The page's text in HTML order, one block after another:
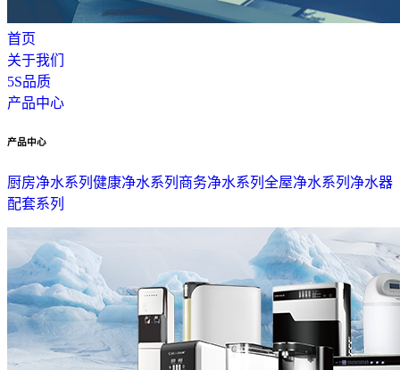
首页
关于我们
5S品质
产品中心
产品中心
厨房净水系列 健康净水系列 商务净水系列 全屋净水系列 净水器
配套系列